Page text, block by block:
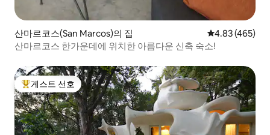
산마르코스(San Marcos)의 집 평점 4.83점(5
4.83 (465)
산마르코스 한가운데에 위치한 아름다운 신축 숙소!
상위 게스트 선호
게스트 선호